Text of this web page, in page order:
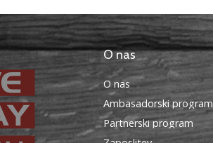
O nas
O nas
Ambasadorski program
Partnerski program